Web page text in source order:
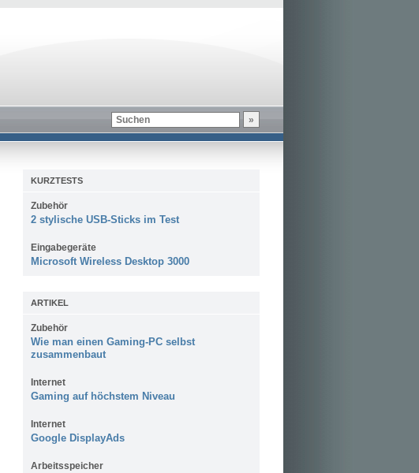
KURZTESTS
Zubehör
2 stylische USB-Sticks im Test
Eingabegeräte
Microsoft Wireless Desktop 3000
ARTIKEL
Zubehör
Wie man einen Gaming-PC selbst
zusammenbaut
Internet
Gaming auf höchstem Niveau
Internet
Google DisplayAds
Arbeitsspeicher